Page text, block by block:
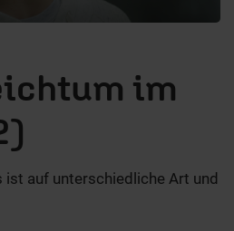
im
auf unterschiedliche Art und